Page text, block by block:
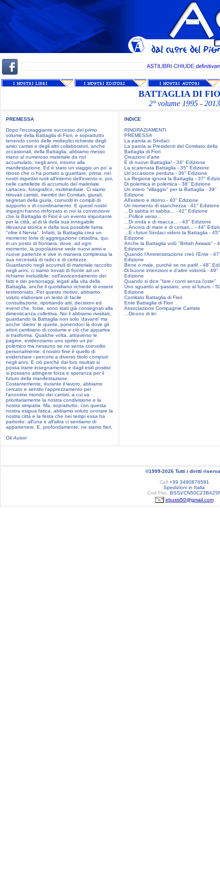
BATTAGLIA DI
2° volume 1995 - 2013
PREMESSA
Dopo l'incoraggiante successo del primo
volume della Battaglia di Fiori, e soprattutto
tenendo conto delle molteplici richieste degli
amici carristi e degli altri collaboratori, anche
occasionali, della Battaglia, abbiamo messo
mano al numeroso materiale da noi
accumulato, negli anni, intorno alla
manifestazione. Ed è stato un viaggio un po' a
ritroso che ci ha portato a guardare, prima, nei
nostri rispettivi ruoli all'interno dell'evento e, poi,
nelle cartellette di accumulo del materiale
cartaceo, fotografico, multimediale. Ci siamo
ritrovati carristi, membri dei Comitati, giurati,
segretari della giuria, coinvolti in compiti di
supporto o di coordinamento. E questi nostri
impegni hanno rinforzato in noi la convinzione
che la Battaglia di Fiori è un evento importante
per la città, al di là della sua innegabile
rilevanza storica e della sua possibile fama
"oltre il Nervia". Infatti, la Battaglia crea un
momento forte di aggregazione cittadina, qui,
in un posto di frontiera, dove, ad ogni
momento, la popolazione vede nuovi arrivi e
nuove partenze e vive in maniera complessa la
sua necessità di radici e di certezze.
Guardando negli accumuli di materiale raccolto
negli anni, ci siamo trovati di fronte ad un
richiamo ineludibile: nell'avvicendamento dei
fatti e dei personaggi, legati alla vita della
Battaglia, anche il quotidiano richiede di essere
testimoniato. Per questo motivo, abbiamo
voluto elaborare un testo di facile
consultazione, riportando atti, decisioni ed
eventi che, forse, sono stati già consegnati alla
dimenticanza collettiva. Noi li abbiamo rivisitati,
guardando la Battaglia non solo 'davanti' ma
anche 'dietro' le quinte, ponendoci là dove gli
attori cambiano di costume e ciò che appariva
si trasforma. Qualche volta, attraverso le
pagine, evidenziamo uno spirito un po'
polemico ma nessuno se ne senta coinvolto
personalmente: il nostro fine è quello di
evidenziare i percorsi a diverso titolo compiuti
negli anni. E ciò perché dai loro risultati si
possa trarre insegnamento e dagli esiti positivi
si possano attingere forza e speranza per il
futuro della manifestazione.
Costantemente, durante il lavoro, abbiamo
cercato e sentito l'apprezzamento per
l'anonimo mondo dei carristi, a cui va
prioritariamente la nostra condivisione e la
nostra simpatia. Ma, soprattutto, con questa
nostra esigua fatica, abbiamo voluto onorare la
nostra città e la festa che nei tempi essa ha
partorito: all'una e all'altra ci sentiamo di
appartenere. E, profondamente, ne siamo fieri.
Gli Autori
INDICE
RINGRAZIAMENTI
PREMESSA
La parola ai Sindaci
La parola ai Presidenti del Comitato della
Battaglia di Fiori
Creazioni d'arte
È di nuovo Battaglia! - 34'' Edizione
La scatenata Battaglia - 35" Edizione
Un'occasione perduta - 36'' Edizione
La Regione ignora la Battaglia - 37"
Di polemica in polemica - 38'' Edizione
Un intero "villaggio" per la Battaglia - 39''
Edizione
All'estero e ritorno - 40'' Edizione
Un momento di stanchezza - 41" Edizione
...Di sabba in sabba... - 42'' Edizione
...Pollice verso...
...Di onda e di risacca... - 43" Edizione
...Ancora di mare e di corsari... - 44"
...E i futuri Sindaci videro la Battaglia - 45"
Edizione
Anche la Battaglia volò "British Airwais" -
Edizione
Quando l'Amministrazione creò l'Ente -
Edizione
Bene o male, purché se ne parli! - 48''
Di buone intenzioni e d'altre volontà - 49''
Edizione
Quando si dice "fare i conti senza l'oste"
Uno sguardo al passato, uno al futuro -
Edizione
Comitato Battaglia di Fiori
Ente Battaglia di Fiori
Associazione Compagnie Carriste
...Dicono di lei
©1999-2026 Tutti i diritti
Cell+39 3490876581
Spedizioni in Italia
Cod.Fisc.
ebussi50@gmail.com